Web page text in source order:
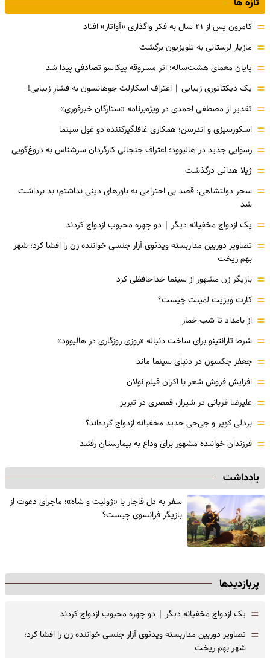
= کامرون پس از ۲۱ سال به فکر واگذاری «آواتار» افتاد
= مازیار لرستانی به تلویزیون برگشت
= پایان معمای هشت‌ساله: اثر مسروقه پیکاسو تصادفی پیدا شد
= یک دیکتاتوری زیبایی | اعتراف اسکارلت جوهانسون به فشارِ زیبایی!
= تقدیر از مصطفی احمدی در ویژه‌برنامه «ستارگان خبرفوری»
= اسکورسیزی و اندرسن؛ همکاری غافلگیرکننده دو غول سینما
= رسوایی جدید در هالیوود؛ اعتراف جنجالی کارگردان سرشناس به دروغ‌گویی
= ژیلا هدائی درگذشت
= سحر دولتشاهی: قصد بی احترامی به باورهای دینی نداشتم؛ بد برداشت
شد
= یک ازدواج مخفیانه دیگر | دو چهره محبوب ازدواج کردند
= تصاویر دوربین مداربسته ویدئوی آزار جنسی خواننده زن را افشا کرد؛ شهر
بهم ریخت
= بازیگر زن مشهور از سینما خداحافظی کرد
= کارت ویزیت لمینت چیست؟
= از بامداد تا شب خمار
= شرط تارانتینو برای ساخت دنباله «روزی روزگاری در هالیوود»
= جعفر جکسون در دنیای سینما ماند
= افزایش فروش شعر با اکران فیلم نولان
= علیرضا قربانی در شیراز، قمصری در تبریز
= بردلی کوپر و جی‌جی حدید مخفیانه ازدواج کرده‌اند؟
= فرزندان خواننده مشهور برای وداع به بیمارستان رفتند
یادداشت
سفر به دل قاجار با «ژولیت و شاه»؛ ماجرای دعوت از
‌بازیگر فرانسوی چیست؟
پربازدیدها
= یک ازدواج مخفیانه دیگر | دو چهره محبوب ازدواج کردند
= تصاویر دوربین مداربسته ویدئوی آزار جنسی خواننده زن را افشا کرد؛
شهر بهم ریخت